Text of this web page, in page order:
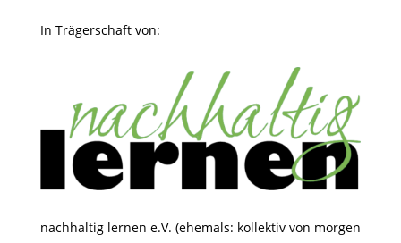
In Trägerschaft von:
nachhaltig lernen e.V. (ehemals: kollektiv von morgen